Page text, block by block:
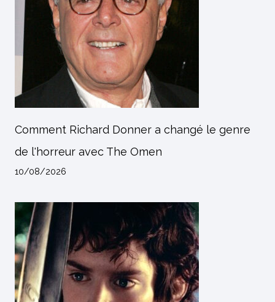
Comment Richard Donner a changé le genre
de l'horreur avec The Omen
10/08/2026